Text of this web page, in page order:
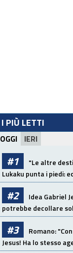
I PIÙ LETTI
OGGI IERI
#1
"Le altre
Lukaku punta i piedi:
#2
Idea Gabriel
potrebbe decollare
#3
Romano:
Jesus! Ha lo stesso